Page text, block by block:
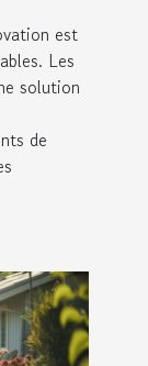
est
Les
solution
de